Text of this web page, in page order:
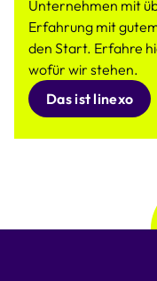
Unternehmen mit
Erfahrung mit
den Start. Erfahre
wofür wir stehen.
Das ist linexo